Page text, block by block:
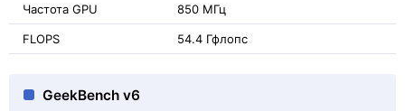
Частота GPU 850 МГц
FLOPS 54.4 Гфлопс
GeekBench v6